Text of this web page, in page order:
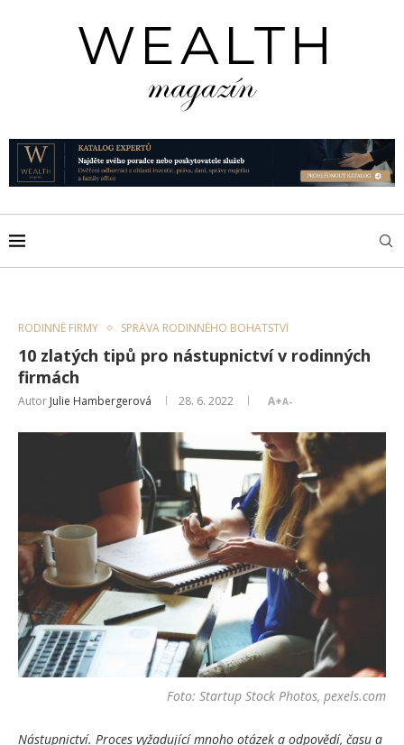
RODINNÉ FIRMY SPRÁVA RODINNÉHO BOHATSTVÍ
10 zlatých tipů pro nástupnictví v rodinných
firmách
Autor Julie Hambergerová 28. 6. 2022 A+A-
Foto: Startup Stock Photos, pexels.com
Nástupnictví. Proces vyžadující mnoho otázek a odpovědí, času a